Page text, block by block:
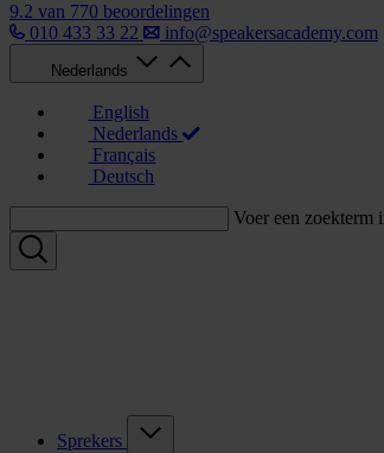
9.2 van 770 beoordelingen
010 433 33 22
info@speakersacademy.com
Nederlands
English
Nederlands
Français
Deutsch
Voer een zoekterm
Sprekers